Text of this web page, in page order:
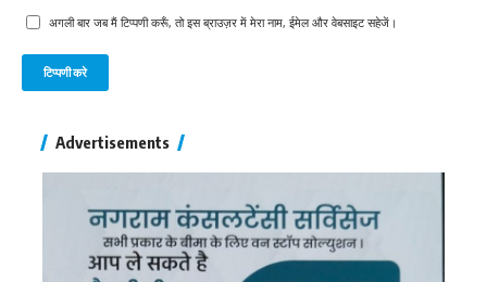
अगली बार जब मैं टिप्पणी करूँ, तो इस ब्राउज़र में मेरा नाम, ईमेल और वेबसाइट सहेजें।
Advertisements